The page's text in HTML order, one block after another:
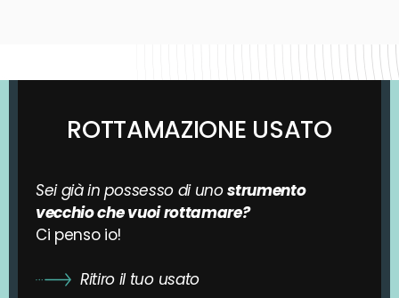
ROTTAMAZIONE USATO
Sei già in possesso di unostrumento
vecchio che vuoi rottamare?
Ci penso io!
Ritiro il tuo usato